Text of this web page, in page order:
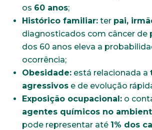
os 60 anos;
Histórico familiar: ter pai,
diagnosticados com câncer de
dos 60 anos eleva a
ocorrência;
Obesidade: está relacionada a
agressivos e de evolução
Exposição ocupacional: o
agentes químicos no
pode representar até 1% dos